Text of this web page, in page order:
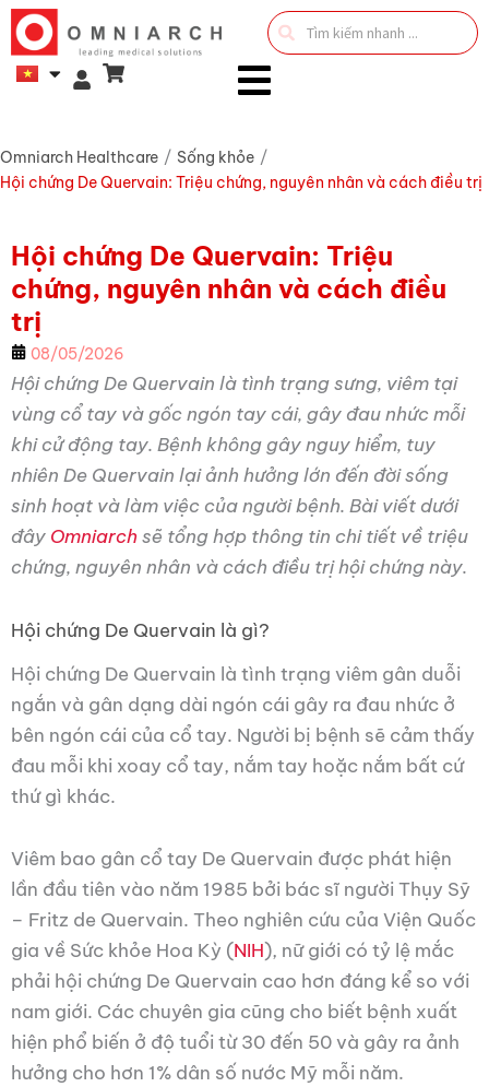
Search
...
Omniarch Healthcare / Sống khỏe /
Hội chứng De Quervain: Triệu chứng, nguyên nhân và cách điều trị
Hội chứng De Quervain: Triệu
chứng, nguyên nhân và cách điều
trị
08/05/2026
Hội chứng De Quervain là tình trạng sưng, viêm tại
vùng cổ tay và gốc ngón tay cái, gây đau nhức mỗi
khi cử động tay. Bệnh không gây nguy hiểm, tuy
nhiên De Quervain lại ảnh hưởng lớn đến đời sống
sinh hoạt và làm việc của người bệnh. Bài viết dưới
đây Omniarchsẽ tổng hợp thông tin chi tiết về triệu
chứng, nguyên nhân và cách điều trị hội chứng này.
Hội chứng De Quervain là gì?
Hội chứng De Quervain là tình trạng viêm gân duỗi
ngắn và gân dạng dài ngón cái gây ra đau nhức ở
bên ngón cái của cổ tay. Người bị bệnh sẽ cảm thấy
đau mỗi khi xoay cổ tay, nắm tay hoặc nắm bất cứ
thứ gì khác.
Viêm bao gân cổ tay De Quervain được phát hiện
lần đầu tiên vào năm 1985 bởi bác sĩ người Thụy Sỹ
– Fritz de Quervain. Theo nghiên cứu của Viện Quốc
gia về Sức khỏe Hoa Kỳ (NIH), nữ giới có tỷ lệ mắc
phải hội chứng De Quervain cao hơn đáng kể so với
nam giới. Các chuyên gia cũng cho biết bệnh xuất
hiện phổ biến ở độ tuổi từ 30 đến 50 và gây ra ảnh
hưởng cho hơn 1% dân số nước Mỹ mỗi năm.